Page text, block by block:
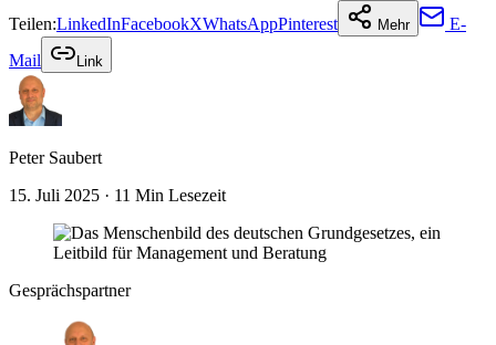
Teilen:LinkedInFacebookXWhatsAppPinterest Mehr
E-
Mail
Link
Peter Saubert
15. Juli 2025 · 11 Min Lesezeit
Gesprächspartner